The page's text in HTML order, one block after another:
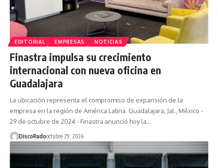
EDITORIAL EMPRESAS NOTICIAS
Finastra impulsa su crecimiento
internacional con nueva oficina en
Guadalajara
La ubicación representa el compromiso de expansión de la
empresa en la región de América Latina. Guadalajara, Jal., México -
29 de octubre de 2024 - Finastra anunció hoy la…
DiscoRudooctubre 29, 2024